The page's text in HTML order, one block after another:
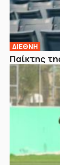
ΔΙΕΘΝΗ
Παίκτης